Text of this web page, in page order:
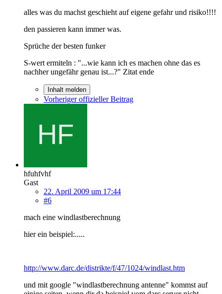
alles was du machst geschieht auf eigene gefahr und risiko!!!!
den passieren kann immer was.
Sprüche der besten funker
S-wert ermiteln : "...wie kann ich es machen ohne das es
nachher ungefähr genau ist...?" Zitat ende
Inhalt melden
Vorheriger offizieller Beitrag
hfuhfvhf
Gast
22. April 2009 um 17:44
#6
mach eine windlastberechnung
hier ein beispiel:.....
http://www.darc.de/distrikte/f/47/1024/windlast.htm
und mit google "windlastberechnung antenne" kommst auf